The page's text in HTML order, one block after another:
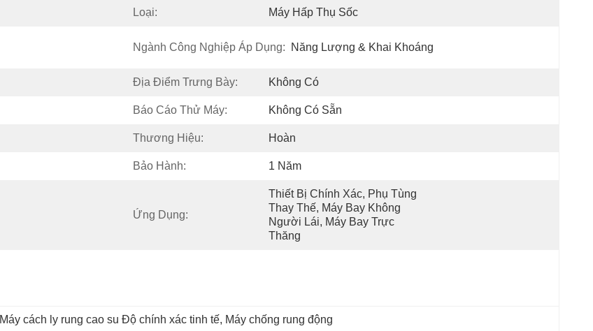
Loại: Máy Hấp Thụ Sốc
Ngành Công Nghiệp Áp Dụng: Năng Lượng & Khai Khoáng
Địa Điểm Trưng Bày: Không Có
Báo Cáo Thử Máy: Không Có Sẵn
Thương Hiệu: Hoàn
Bảo Hành: 1 Năm
Ứng Dụng:
Thiết Bị Chính Xác, Phụ Tùng
Thay Thế, Máy Bay Không
Người Lái, Máy Bay Trực
Thăng
Máy cách ly rung cao su Độ chính xác tinh tế, Máy chống rung động